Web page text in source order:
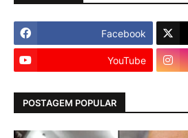
Facebook
YouTube
POSTAGEM POPULAR